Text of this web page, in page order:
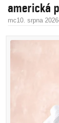
americká
mc10. srpna 2026